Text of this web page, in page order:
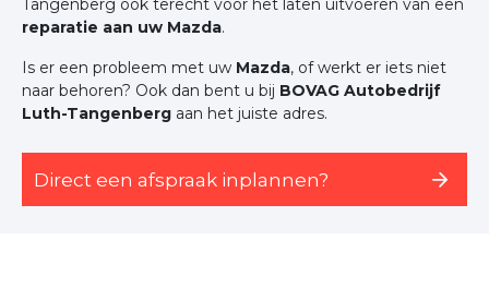
Tangenberg ook terecht voor het laten uitvoeren van een
reparatie aan uw Mazda.
Is er een probleem met uw Mazda, of werkt er iets niet
naar behoren? Ook dan bent u bij BOVAG Autobedrijf
Luth-Tangenberg aan het juiste adres.
Direct een afspraak inplannen?